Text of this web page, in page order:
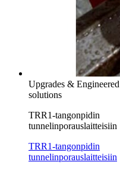
Upgrades & Engineered
solutions
TRR1-tangonpidin
tunnelinporauslaitteisiin
TRR1-tangonpidin
tunnelinporauslaitteisiin